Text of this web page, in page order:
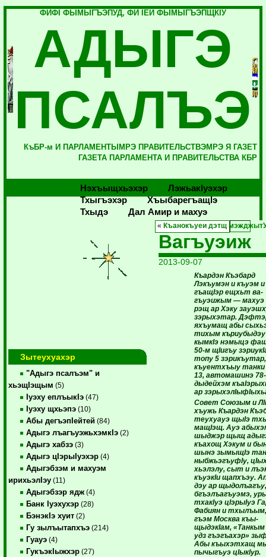
ФИФI ФЫМЫГЪЭПУД, ФИ IЕЙ ФЫМЫГЪЭПЩКIУ
АДЫГЭ
ПСАЛЪЭ
КъБР-м И ПАРЛАМЕНТЫМРЭ ПРАВИТЕЛЬСТВЭМРЭ Я ГАЗЕТ
ГАЗЕТА ПАРЛАМЕНТА И ПРАВИТЕЛЬСТВА КБР
Нэхъыщхьэхэр
Лэжьакlуэхэр
Тхыгъэхэр
Хъыбарегъащlэ
Тхыдэ
Дал Амир и махуэ
Зытеухуахэр
"Адыгэ псалъэм" и
хьэщIэщым (5)
Iуэху еплъыкIэ (47)
Iуэху щхьэпэ (10)
Абы дегъэпIейтей (84)
Адыгэ лъагъуэжьхэмкIэ (2)
Адыгэ хабзэ (3)
Адыгэ цIэрыIуэхэр (4)
Адыгэбзэм и махуэм
ирихьэлIэу (11)
Адыгэбзэр ядж (4)
Банк Iуэхухэр (28)
БэнэкIэ хуит (2)
Гу зылъытапхъэ (214)
Гуауэ (4)
ГукъэкIыжхэр (27)
« Къанокъуеи дэтщ мэжджыт
Вагъуэиж
2013-09-07
Къардэн Къэбард
Лэкъумэн и къуэм и
гъащIэр ещхьт ва­
гъуэижым — махуэ
рэщ ар Хэку
зэрыхэтар.
яхъумащ абы
тихым
кымкIэ нэмыцэ
50-м щIигъу
топу 5 зэрикъутар,
къуентхъыу
13, автомашинэ
дыдейхэм
ар
Совет Союзым и
хъужь Къардэн
теухуауэ щыIэ
ма­щIэщ. Ауэ
шыджэр щыщ
къахощ Хэкум и
шынэ зы­мыщIэ
ны­бжьэ­гъуфIу,
хьэлэлу, сыт и
къуэ­кIи щапхъэу.
дэу ар
бгъэ­лъагъуэ­мэ,
тхакIуэ цIэрыIуэ
Фабиян и
гъэм Москва къы­­
щыдэкIам,
удз гъэ­гъахэр»
Абы къы­хэтхащ
пычыгъуэ цIыкIур.